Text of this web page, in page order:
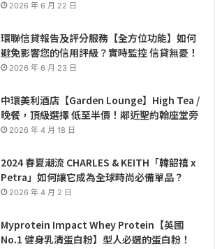
2026 年 6 月 22 日
環聯信貸報告及評分服務【全方位功能】如何
避免影響您的信用評級？實時監控 信貸無憂！
2026 年 6 月 23 日
中環美利酒店【Garden Lounge】High Tea /
晚餐，頂級選擇 低至半價！鄰近聖約翰座堂旁
2026 年 4 月 18 日
2024 春夏潮流 CHARLES & KEITH「韓韶禧 x
Petra」如何讓它成為全球時尚必備單品？
2026 年 4 月 2 日
Myprotein Impact Whey Protein【英國
No.1 健身乳清蛋白粉】型人必選的蛋白粉！